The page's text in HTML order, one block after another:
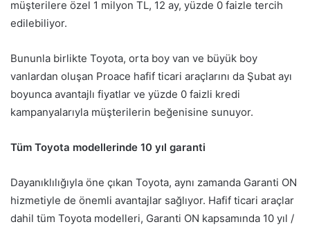
müşterilere özel 1 milyon TL, 12 ay, yüzde 0 faizle tercih
edilebiliyor.
Bununla birlikte Toyota, orta boy van ve büyük boy
vanlardan oluşan Proace hafif ticari araçlarını da Şubat ayı
boyunca avantajlı fiyatlar ve yüzde 0 faizli kredi
kampanyalarıyla müşterilerin beğenisine sunuyor.
Tüm Toyota modellerinde 10 yıl garanti
Dayanıklılığıyla öne çıkan Toyota, aynı zamanda Garanti ON
hizmetiyle de önemli avantajlar sağlıyor. Hafif ticari araçlar
dahil tüm Toyota modelleri, Garanti ON kapsamında 10 yıl /